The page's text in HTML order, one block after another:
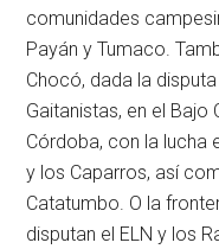
comunidades
Payán y Tumaco.
Chocó, dada la
Gaitanistas, en el Bajo
Córdoba, con la lucha
y los Caparros, así
Catatumbo. O la
disputan el ELN y los